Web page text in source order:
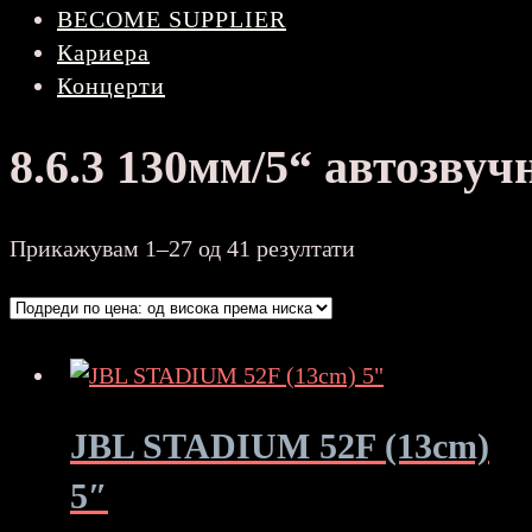
BECOME SUPPLIER
Кариера
Концерти
8.6.3 130мм/5“
Прикажувам 1–27 од 41 резултатиSorted
to
JBL STADIUM 52F (13cm)
5″